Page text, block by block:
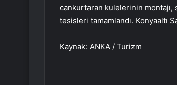
cankurtaran kulelerinin montajı,
tesisleri tamamlandı. Konyaaltı
Kaynak: ANKA / Turizm